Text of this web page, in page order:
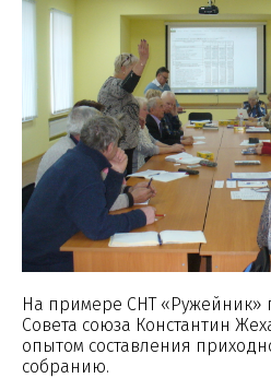
На примере СНТ «Ружейник»
Совета союза Константин
опытом составления
собранию.